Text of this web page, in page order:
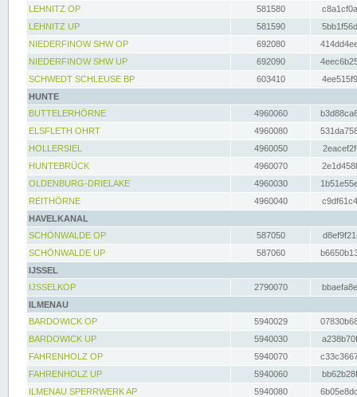
LEHNITZ OP
581580
LEHNITZ UP
581590
NIEDERFINOW SHW OP
692080
NIEDERFINOW SHW UP
692090
SCHWEDT SCHLEUSE BP
603410
HUNTE
BUTTELERHÖRNE
4960060
ELSFLETH OHRT
4960080
HOLLERSIEL
4960050
HUNTEBRÜCK
4960070
OLDENBURG-DRIELAKE
4960030
REITHÖRNE
4960040
HAVELKANAL
SCHÖNWALDE OP
587050
SCHÖNWALDE UP
587060
IJSSEL
IJSSELKOP
2790070
ILMENAU
BARDOWICK OP
5940029
BARDOWICK UP
5940030
FAHRENHOLZ OP
5940070
FAHRENHOLZ UP
5940060
ILMENAU SPERRWERK AP
5940080